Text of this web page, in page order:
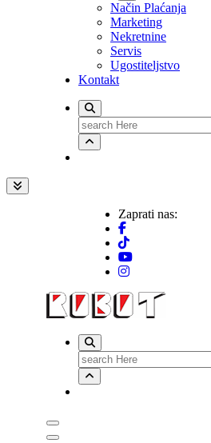
Način Plaćanja
Marketing
Nekretnine
Servis
Ugostiteljstvo
Kontakt
Search
for:
Zaprati nas:
Search
for: